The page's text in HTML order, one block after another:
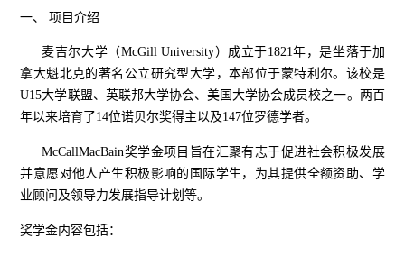
一、 项目介绍
麦吉尔大学（McGill University）成立于1821年，是坐落于加
拿大魁北克的著名公立研究型大学，本部位于蒙特利尔。该校是
U15大学联盟、英联邦大学协会、美国大学协会成员校之一。两百
年以来培育了14位诺贝尔奖得主以及147位罗德学者。
McCallMacBain奖学金项目旨在汇聚有志于促进社会积极发展
并意愿对他人产生积极影响的国际学生，为其提供全额资助、学
业顾问及领导力发展指导计划等。
奖学金内容包括：